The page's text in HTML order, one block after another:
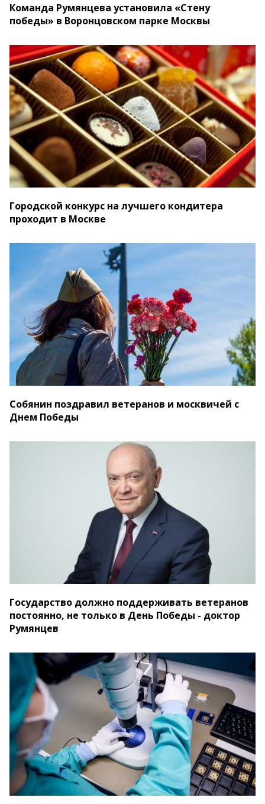
Команда Румянцева установила «Стену
победы» в Воронцовском парке Москвы
Городской конкурс на лучшего кондитера
проходит в Москве
Собянин поздравил ветеранов и москвичей с
Днем Победы
Государство должно поддерживать ветеранов
постоянно, не только в День Победы - доктор
Румянцев